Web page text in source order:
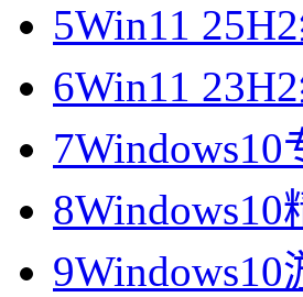
5Win11
6Win11
7Windows10
8Windows10
9Windows10